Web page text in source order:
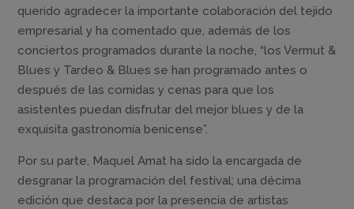
querido agradecer la importante colaboración del tejido
empresarial y ha comentado que, además de los
conciertos programados durante la noche, “los Vermut &
Blues y Tardeo & Blues se han programado antes o
después de las comidas y cenas para que los
asistentes puedan disfrutar del mejor blues y de la
exquisita gastronomía benicense”.
Por su parte, Maquel Amat ha sido la encargada de
desgranar la programación del festival; una décima
edición que destaca por la presencia de artistas